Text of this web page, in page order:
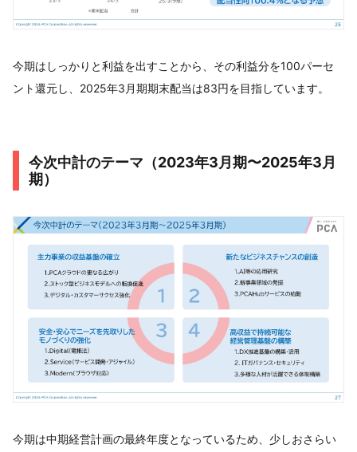
今期はしっかりと利益を出すことから、その利益分を100パーセ
ント還元し、2025年3月期期末配当は83円を目指しています。
今次中計のテーマ（2023年3月期〜2025年3月
期）
今期は中期経営計画の最終年度となっているため、少しおさらい